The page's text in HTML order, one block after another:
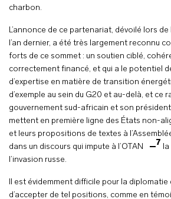
charbon.
L’annonce de ce partenariat, dévoilé lors
l’an dernier, a été très largement reconnu
forts de ce sommet : un soutien ciblé,
correctement financé, et qui a le potentiel
d’expertise en matière de transition
d’exemple au sein du G20 et au-delà, et ce
gouvernement sud-africain et son
mettent en première ligne des États non-
et leurs propositions de textes à
dans un discours qui impute à l’OTAN
7
l’invasion russe.
Il est évidemment difficile pour la diplomatie
d’accepter de tel positions, comme en